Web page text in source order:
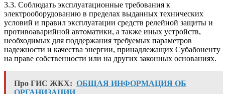
3.3. Соблюдать эксплуатационные требования к
электрооборудованию в пределах выданных технических
условий и правил эксплуатации средств релейной защиты и
противоаварийной автоматики, а также иных устройств,
необходимых для поддержания требуемых параметров
надежности и качества энергии, принадлежащих Субабоненту
на праве собственности или на других законных основаниях.
Про ГИС ЖКХ: ОБЩАЯ ИНФОРМАЦИЯ ОБ